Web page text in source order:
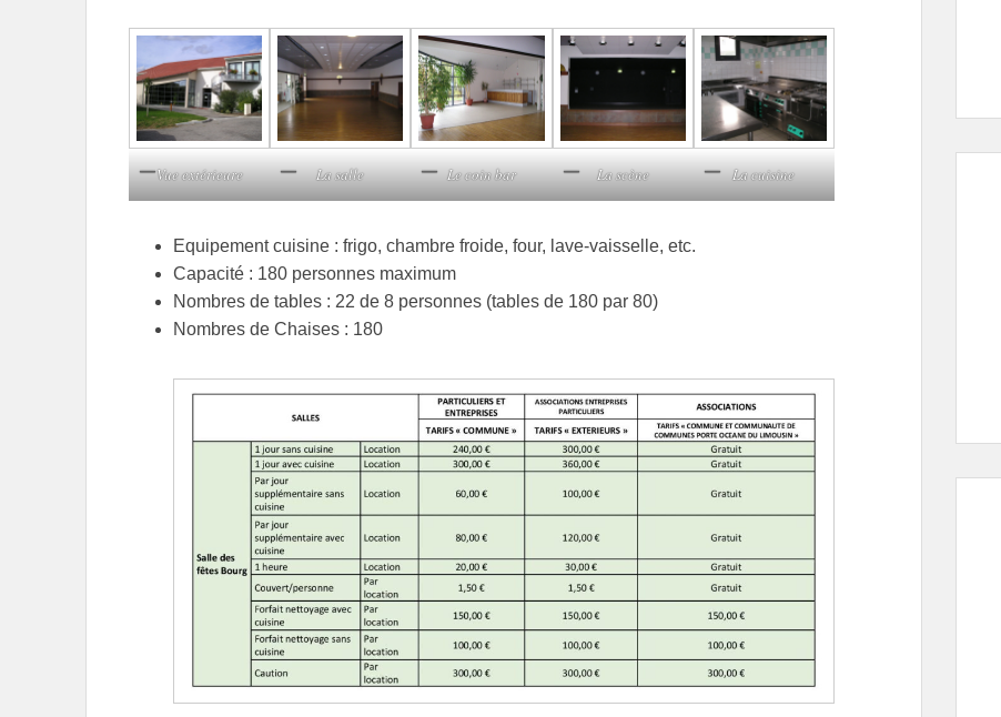
Vue extérieure La salle Le coin bar La scène La cuisine
Equipement cuisine : frigo, chambre froide, four, lave-vaisselle, etc.
Capacité : 180 personnes maximum
Nombres de tables : 22 de 8 personnes (tables de 180 par 80)
Nombres de Chaises : 180